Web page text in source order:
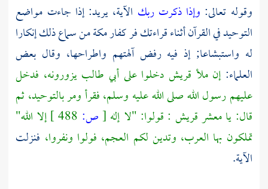
وقوله تعالى: وإذا ذكرت ربك الآية، يريد: إذا جاءت مواضع
التوحيد في القرآن أثناء قراءتك فر كفارمكةمن سماع ذلك إنكارا
له واستبشاعا; إذ فيه رفض آلهتهم واطراحها، وقال بعض
العلماء:إن ملأ قريش دخلوا على أبي طالبيزورونه، فدخل
عليهم رسول الله صلى الله عليه وسلم، فقرأ ومر بالتوحيد، ثم
قال: يا معشرقريش : قولوا: "لا إله [ص:
إلا الله"
تملكون بها العرب، وتدين لكم العجم، فولوا ونفروا، فنزلت
الآية.